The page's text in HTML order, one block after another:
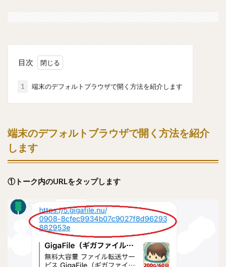
目次
1 端末のデフォルトブラウザで開く方法を紹介します
端末のデフォルトブラウザで開く方法を紹介
します
①トーク内のURLをタップします